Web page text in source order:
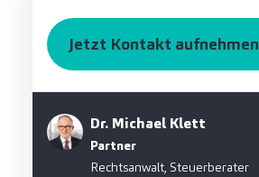
Dr. Michael Klett
Partner
Rechtsanwalt, Steuerberater
Jetzt Kontakt aufnehmen